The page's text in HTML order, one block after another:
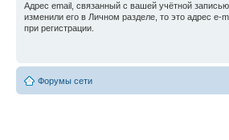
Адрес email, связанный с вашей учётной
изменили его в Личном разделе, то это адрес e-
при регистрации.
Форумы сети